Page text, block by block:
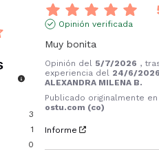
3
1
0
Opinión verificada
Muy bonita
Opinión del 5/7/2026 ,
experiencia del 24/6/
ALEXANDRA MILENA B.
Publicado originalmente en
ostu.com (co)
Informe